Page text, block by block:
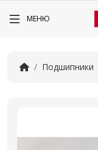
МЕНЮ
Подшипники